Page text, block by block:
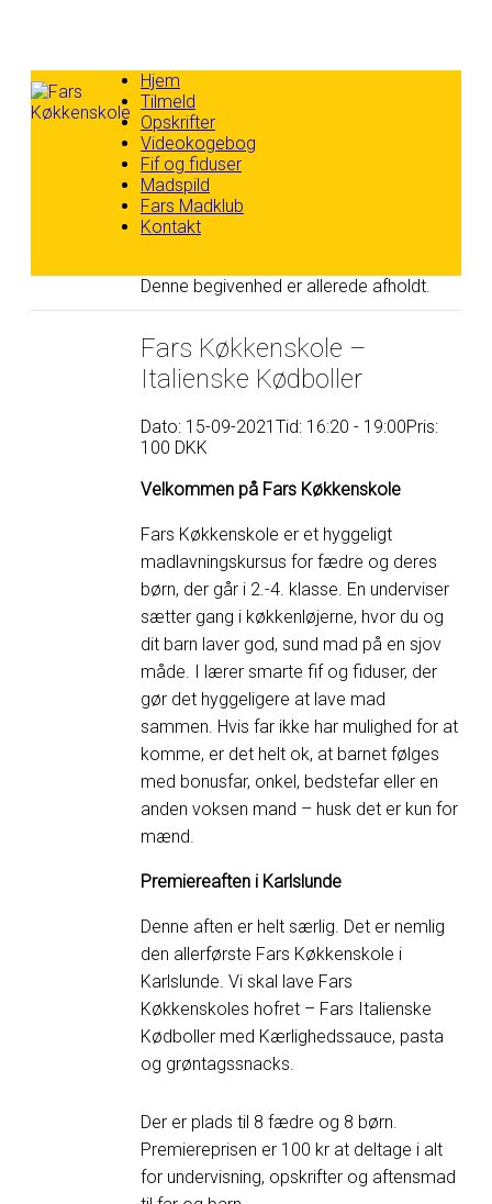
Skip
to
content
Hjem
Tilmeld
Opskrifter
Videokogebog
Fif og fiduser
Madspild
Fars Madklub
Kontakt
Denne begivenhed er allerede afholdt.
Fars Køkkenskole –
Italienske Kødboller
Dato: 15-09-2021 Tid: 16:20 - 19:00Pris:
100 DKK
Velkommen på Fars Køkkenskole
Fars Køkkenskole er et hyggeligt
madlavningskursus for fædre og deres
børn, der går i 2.-4. klasse. En underviser
sætter gang i køkkenløjerne, hvor du og
dit barn laver god, sund mad på en sjov
måde. I lærer smarte fif og fiduser, der
gør det hyggeligere at lave mad
sammen. Hvis far ikke har mulighed for at
komme, er det helt ok, at barnet følges
med bonusfar, onkel, bedstefar eller en
anden voksen mand – husk det er kun for
mænd.
Premiereaften i Karlslunde
Denne aften er helt særlig. Det er nemlig
den allerførste Fars Køkkenskole i
Karlslunde. Vi skal lave Fars
Køkkenskoles hofret – Fars Italienske
Kødboller med Kærlighedssauce, pasta
og grøntagssnacks.
Der er plads til 8 fædre og 8 børn.
Premiereprisen er 100 kr at deltage i alt
for undervisning, opskrifter og aftensmad